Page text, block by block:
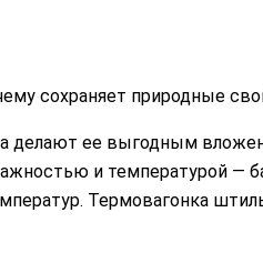
сохраняет природные
ее выгодным
и температурой —
Термовагонка